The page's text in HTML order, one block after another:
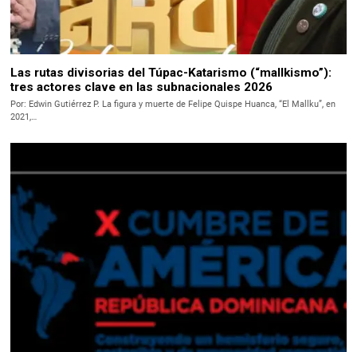
Las rutas divisorias del Túpac-Katarismo (“mallkismo”):
tres actores clave en las subnacionales 2026
Por: Edwin Gutiérrez P. La figura y muerte de Felipe Quispe Huanca, “El Mallku”, en
2021,…